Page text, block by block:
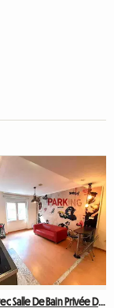
Chambre Avec Salle De Bain Privée Dans Coloc